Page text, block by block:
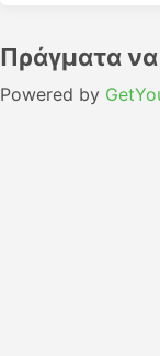
Πράγματα
Powered by